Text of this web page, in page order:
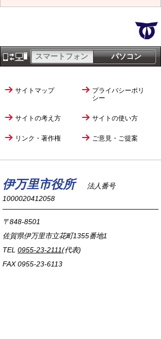
パソコン
スマートフォン
サイトマップ
プライバシーポリ
シー
サイトの考え方 サイトの使い方
リンク・著作権 ご意見・ご提案
伊万里市役所
法人番号
1000020412058
〒848-8501
佐賀県伊万里市立花町1355番地1
TEL 0955-23-2111(代表)
FAX 0955-23-6113